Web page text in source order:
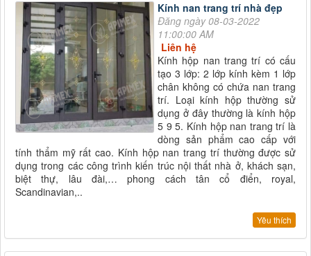
Kính nan trang trí nhà đẹp
Đăng ngày 08-03-2022
11:00:00 AM
Liên hệ
Kính hộp nan trang trí có cấu
tạo 3 lớp: 2 lớp kính kèm 1 lớp
chân không có chứa nan trang
trí. Loại kính hộp thường sử
dụng ở đây thường là kính hộp
5 9 5. Kính hộp nan trang trí là
dòng sản phẩm cao cấp với
tính thẩm mỹ rất cao. Kính hộp nan trang trí thường được sử
dụng trong các công trình kiến trúc nội thất nhà ở, khách sạn,
biệt thự, lâu đài,… phong cách tân cổ điển, royal,
Scandinavian,..
Yêu thích